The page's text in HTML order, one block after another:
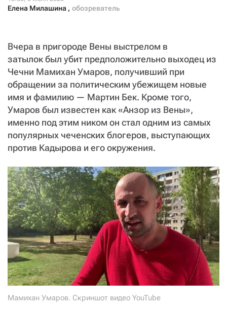
Елена Милашина , обозреватель
Вчера в пригороде Вены выстрелом в
затылок был убит предположительно выходец из
Чечни Мамихан Умаров, получивший при
обращении за политическим убежищем новые
имя и фамилию — Мартин Бек. Кроме того,
Умаров был известен как «Анзор из Вены»,
именно под этим ником он стал одним из самых
популярных чеченских блогеров, выступающих
против Кадырова и его окружения.
Мамихан Умаров. Скриншот видео YouTube
500
Нажимая кнопку «Стать соучастником»,
я принимаю условия и подтверждаю свое гражданство РФ
СТАТЬ СОУЧАСТНИКОМ
ПОДЕЛИТЬСЯ С ДРУЗЬЯМИ
Если у вас есть вопросы, пишите donate@novayagazeta.ruили
звоните:
+7 (929) 612-03-68